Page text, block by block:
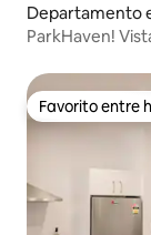
Departamento
ParkHaven!
Favorito entre
Favorito entre